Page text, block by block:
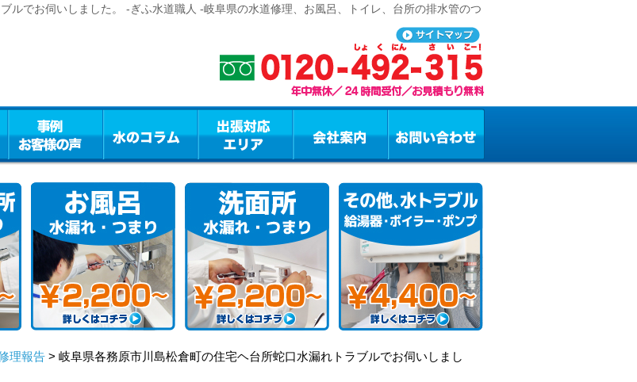
ルでお伺いしました。 -ぎふ水道職人 -岐阜県の水道修理、お風呂、トイレ、台所の排水管のつ
理報告 > 岐阜県各務原市川島松倉町の住宅ヘ台所蛇口水漏れトラブルでお伺いしまし